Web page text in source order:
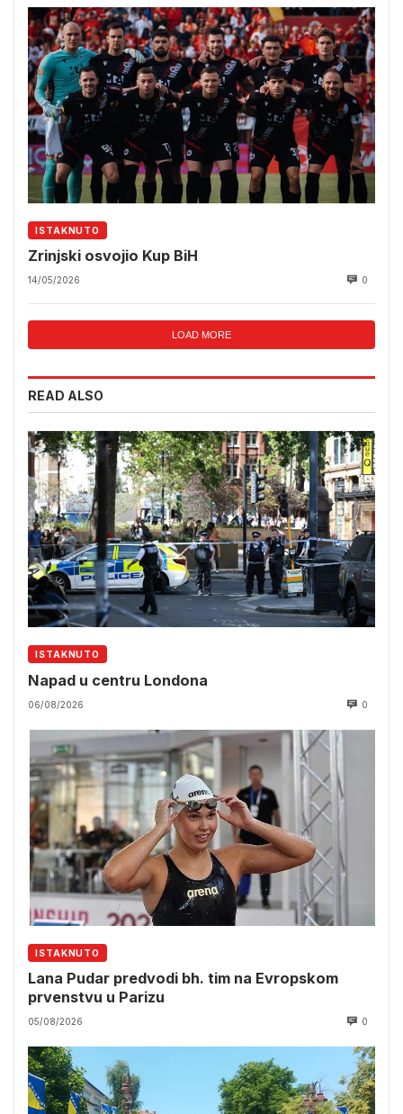
ISTAKNUTO
Zrinjski osvojio Kup BiH
14/05/2026 0
LOAD MORE
READ ALSO
ISTAKNUTO
Napad u centru Londona
06/08/2026 0
ISTAKNUTO
Lana Pudar predvodi bh. tim na Evropskom
prvenstvu u Parizu
05/08/2026 0